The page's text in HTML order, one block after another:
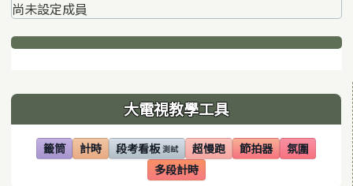
尚未設定成員
下中區域內容
左邊區域內容 大電視教學工具
籤筒
(另開視窗)
計時
(另開視窗)段考看板 測試
(另開視窗) 超慢跑
(另開視窗)節拍器
(另開視窗)氛圍
(另開視窗)
多段計時
(另開視窗)